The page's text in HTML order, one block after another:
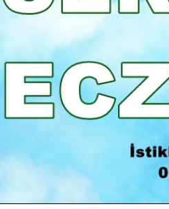
GENÇLER PUSULA
YENI MEDYA VE